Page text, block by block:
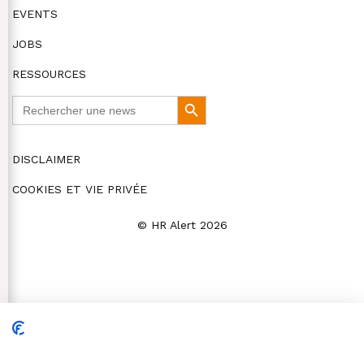
EVENTS
JOBS
RESSOURCES
Search
Button
DISCLAIMER
COOKIES ET VIE PRIVÉE
© HR Alert 2026